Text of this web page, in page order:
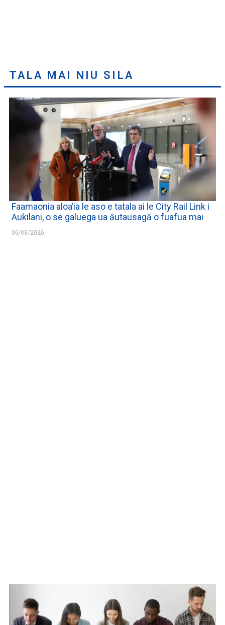
TALA MAI NIU SILA
Faamaonia aloa’ia le aso e tatala ai le City Rail Link i
Aukilani, o se galuega ua āutausagā o fuafua mai
06/08/2026